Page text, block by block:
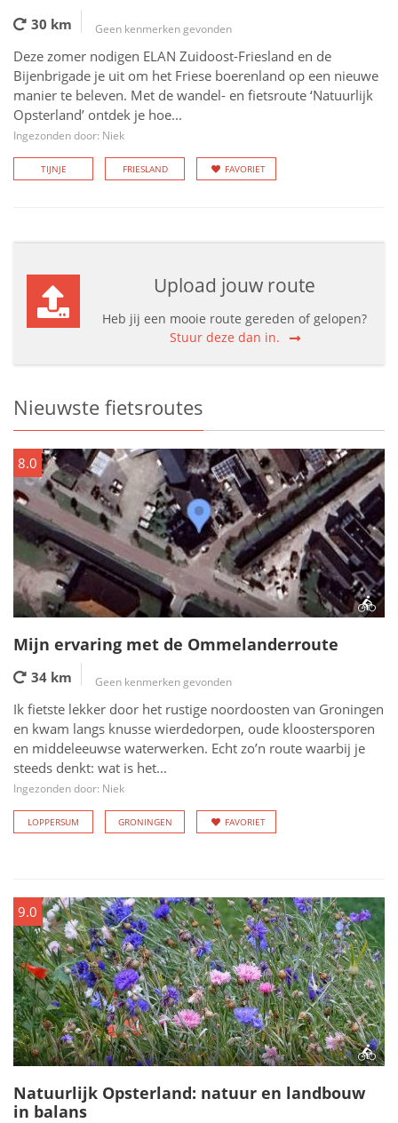
30 km Geen kenmerken gevonden
Deze zomer nodigen ELAN Zuidoost-Friesland en de
Bijenbrigade je uit om het Friese boerenland op een nieuwe
manier te beleven. Met de wandel- en fietsroute ‘Natuurlijk
Opsterland’ ontdek je hoe...
Ingezonden door: Niek
TIJNJE FRIESLAND FAVORIET
Upload jouw route
Heb jij een mooie route gereden of gelopen?
Stuur deze dan in.
Nieuwste fietsroutes
8.0
Mijn ervaring met de Ommelanderroute
34 km Geen kenmerken gevonden
Ik fietste lekker door het rustige noordoosten van Groningen
en kwam langs knusse wierdedorpen, oude kloostersporen
en middeleeuwse waterwerken. Echt zo’n route waarbij je
steeds denkt: wat is het...
Ingezonden door: Niek
LOPPERSUM GRONINGEN FAVORIET
9.0
Natuurlijk Opsterland: natuur en landbouw
in balans